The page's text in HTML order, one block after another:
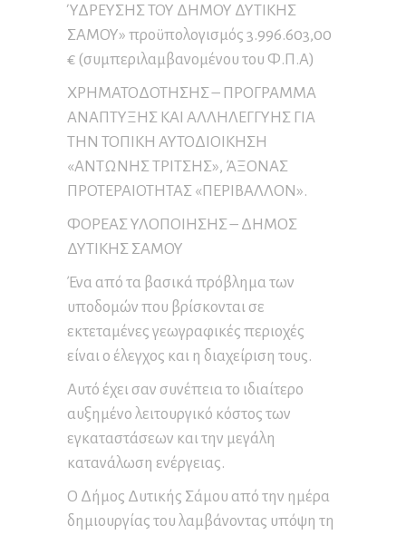
ΎΔΡΕΥΣΗΣ ΤΟΥ ΔΗΜΟΥ ΔΥΤΙΚΗΣ
ΣΑΜΟΥ» προϋπολογισμός 3.996.603,00
€ (συμπεριλαμβανομένου του Φ.Π.Α)
ΧΡΗΜΑΤΟΔΟΤΗΣΗΣ – ΠΡΟΓΡΑΜΜΑ
ΑΝΑΠΤΥΞΗΣ ΚΑΙ ΑΛΛΗΛΕΓΓΥΗΣ ΓΙΑ
ΤΗΝ ΤΟΠΙΚΗ ΑΥΤΟΔΙΟΙΚΗΣΗ
«ΑΝΤΩΝΗΣ ΤΡΙΤΣΗΣ», ΆΞΟΝΑΣ
ΠΡΟΤΕΡΑΙΟΤΗΤΑΣ «ΠΕΡΙΒΑΛΛΟΝ».
ΦΟΡΕΑΣ ΥΛΟΠΟΙΗΣΗΣ – ΔΗΜΟΣ
ΔΥΤΙΚΗΣ ΣΑΜΟΥ
Ένα από τα βασικά πρόβλημα των
υποδομών που βρίσκονται σε
εκτεταμένες γεωγραφικές περιοχές
είναι ο έλεγχος και η διαχείριση τους.
Αυτό έχει σαν συνέπεια το ιδιαίτερο
αυξημένο λειτουργικό κόστος των
εγκαταστάσεων και την μεγάλη
κατανάλωση ενέργειας.
Ο Δήμος Δυτικής Σάμου από την ημέρα
δημιουργίας του λαμβάνοντας υπόψη τη